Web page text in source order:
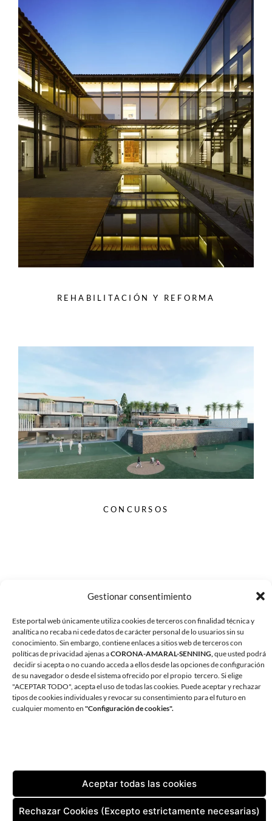
Gestionar consentimiento
Este portal web únicamente utiliza cookies de terceros con finalidad técnica y
analítica no recaba ni cede datos de carácter personal de lo usuarios sin su
conocimiento. Sin embargo, contiene enlaces a sitios web de terceros con
políticas de privacidad ajenas aCORONA-AMARAL-SENNING,que usted podrá
decidir si acepta o no cuando acceda a ellos desde las opciones de configuración
de su navegador o desde el sistema ofrecido por el propio tercero. Si elige
"ACEPTAR TODO", acepta el uso de todas las cookies. Puede aceptar y rechazar
tipos de cookies individuales y revocar su consentimiento para el futuro en
cualquier momento en "Configuración de cookies".
Aceptar todas las cookies
Rechazar Cookies (Excepto estrictamente necesarias)
REHABILITACIÓN Y REFORMA
CONCURSOS
CORONA AMARAL SENNING ARQUITECTURA
CONTACTO AVISO LEGAL
POLÍTICA DE PRIVACIDAD
POLÍTICA DE COOKIES (UE)